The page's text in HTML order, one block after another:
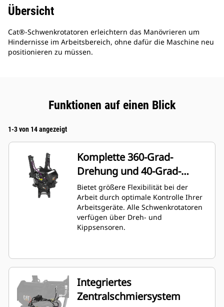
Übersicht
Cat®-Schwenkrotatoren erleichtern das Manövrieren um
Hindernisse im Arbeitsbereich, ohne dafür die Maschine neu
positionieren zu müssen.
Funktionen auf einen Blick
1-3 von 14 angezeigt
Komplette 360-Grad-
Drehung und 40-Grad-
Winkelstellung
Bietet größere Flexibilität bei der
Arbeit durch optimale Kontrolle Ihrer
Arbeitsgeräte. Alle Schwenkrotatoren
verfügen über Dreh- und
Kippsensoren.
Integriertes
Zentralschmiersystem